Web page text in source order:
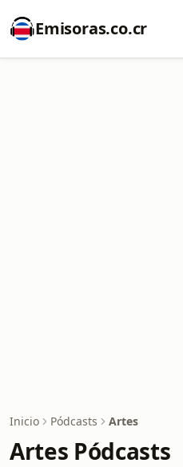
Emisoras.co.cr
Inicio Pódcasts Artes
Artes Pódcasts